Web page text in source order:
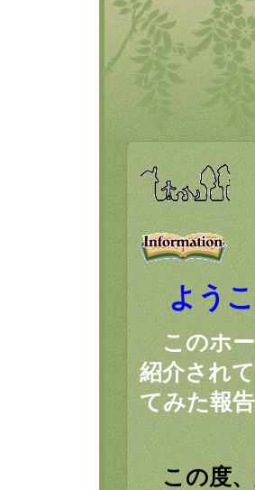
よう
このホー
紹介され
てみた報
この度、